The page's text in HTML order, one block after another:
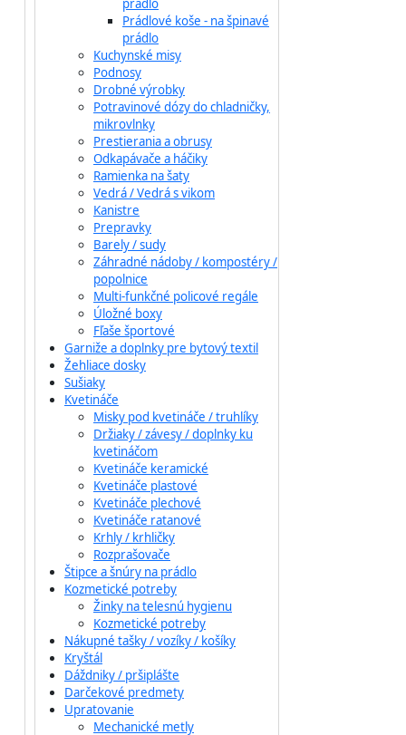
prádlo
Prádlové koše - na špinavé
prádlo
Kuchynské misy
Podnosy
Drobné výrobky
Potravinové dózy do chladničky,
mikrovlnky
Prestierania a obrusy
Odkapávače a háčiky
Ramienka na šaty
Vedrá / Vedrá s vikom
Kanistre
Prepravky
Barely / sudy
Záhradné nádoby / kompostéry /
popolnice
Multi-funkčné policové regále
Úložné boxy
Fľaše športové
Garniže a doplnky pre bytový textil
Žehliace dosky
Sušiaky
Kvetináče
Misky pod kvetináče / truhlíky
Držiaky / závesy / doplnky ku
kvetináčom
Kvetináče keramické
Kvetináče plastové
Kvetináče plechové
Kvetináče ratanové
Krhly / krhličky
Rozprašovače
Štipce a šnúry na prádlo
Kozmetické potreby
Žinky na telesnú hygienu
Kozmetické potreby
Nákupné tašky / vozíky / košíky
Kryštál
Dáždniky / pršiplášte
Darčekové predmety
Upratovanie
Mechanické metly